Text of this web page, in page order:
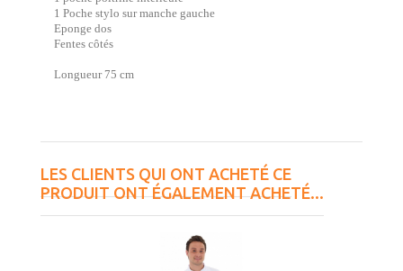
1 Poche stylo sur manche gauche
Eponge dos
Fentes côtés
Longueur 75 cm
LES CLIENTS QUI ONT ACHETÉ CE
PRODUIT ONT ÉGALEMENT ACHETÉ...